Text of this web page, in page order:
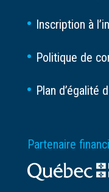
Inscription à
Politique de
Plan d’égalité
Partenaire